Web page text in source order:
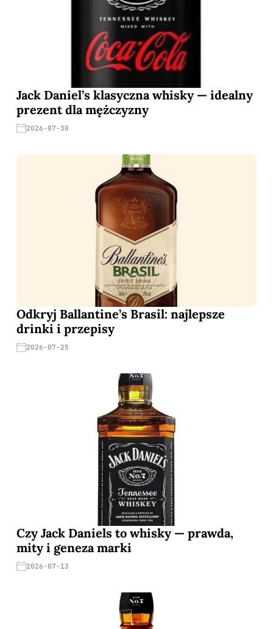
Jack Daniel’s klasyczna whisky — idealny
prezent dla mężczyzny
2026-07-30
Odkryj Ballantine’s Brasil: najlepsze
drinki i przepisy
2026-07-25
Czy Jack Daniels to whisky — prawda,
mity i geneza marki
2026-07-13